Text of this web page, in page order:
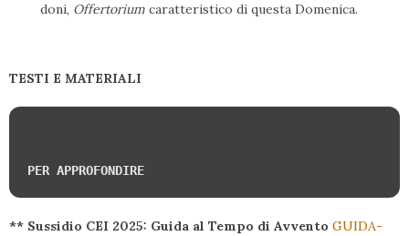
doni, Offertorium caratteristico di questa Domenica.
TESTI E MATERIALI
PER APPROFONDIRE
** Sussidio CEI 2025: Guida al Tempo di Avvento GUIDA-